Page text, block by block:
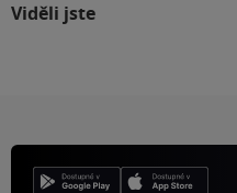
Viděli jste